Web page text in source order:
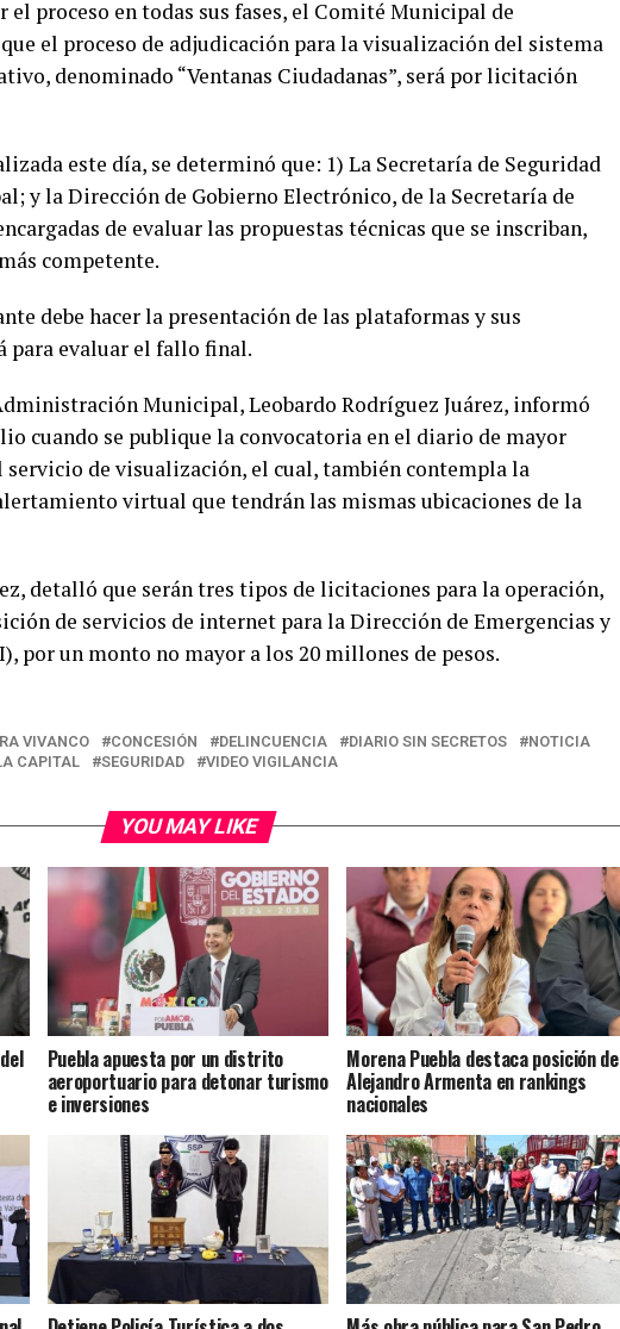
el proceso en todas sus fases, el Comité Municipal de
el proceso de adjudicación para la visualización del sistema
denominado “Ventanas Ciudadanas”, será por licitación
este día, se determinó que: 1) La Secretaría de Seguridad
y la Dirección de Gobierno Electrónico, de la Secretaría de
de evaluar las propuestas técnicas que se inscriban,
competente.
debe hacer la presentación de las plataformas y sus
para evaluar el fallo final.
Municipal, Leobardo Rodríguez Juárez, informó
cuando se publique la convocatoria en el diario de mayor
de visualización, el cual, también contempla la
virtual que tendrán las mismas ubicaciones de la
detalló que serán tres tipos de licitaciones para la operación,
de servicios de internet para la Dirección de Emergencias y
por un monto no mayor a los 20 millones de pesos.
VIVANCO CONCESIÓN DELINCUENCIA DIARIO SIN SECRETOS
NOTICIA
CAPITAL SEGURIDAD VIDEO VIGILANCIA
YOU MAY LIKE
Puebla apuesta por un distrito
aeroportuario para detonar turismo
e inversiones
Morena Puebla destaca posición de
Alejandro Armenta en rankings
nacionales